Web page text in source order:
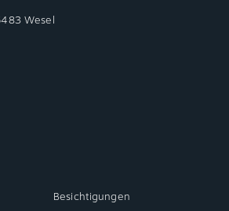
Wesel
Besichtigungen